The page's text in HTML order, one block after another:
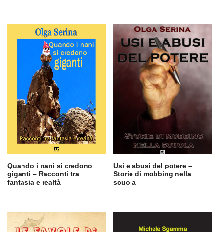
Quando i nani si credono
giganti – Racconti tra
fantasia e realtà
Usi e abusi del potere –
Storie di mobbing nella
scuola